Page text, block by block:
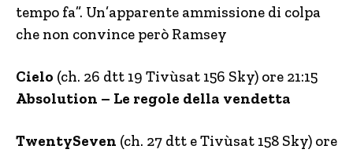
tempo fa”. Un’apparente ammissione di colpa
che non convince però Ramsey
Cielo (ch. 26 dtt 19 Tivùsat 156 Sky) ore 21:15
Absolution – Le regole della vendetta
TwentySeven (ch. 27 dtt e Tivùsat 158 Sky) ore